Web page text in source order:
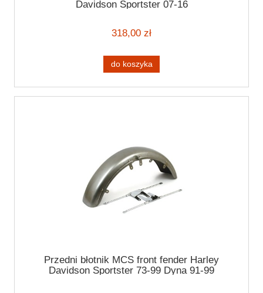
Davidson Sportster 07-16
318,00 zł
do koszyka
Przedni błotnik MCS front fender Harley
Davidson Sportster 73-99 Dyna 91-99